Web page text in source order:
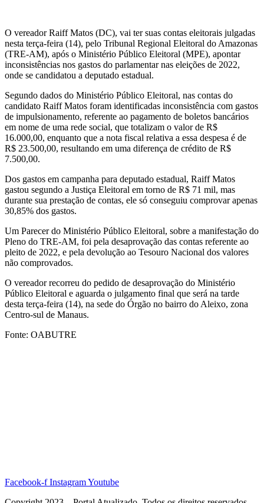
O vereador Raiff Matos (DC), vai ter suas contas eleitorais julgadas
nesta terça-feira (14), pelo Tribunal Regional Eleitoral do Amazonas
(TRE-AM), após o Ministério Público Eleitoral (MPE), apontar
inconsistências nos gastos do parlamentar nas eleições de 2022,
onde se candidatou a deputado estadual.
Segundo dados do Ministério Público Eleitoral, nas contas do
candidato Raiff Matos foram identificadas inconsistência com gastos
de impulsionamento, referente ao pagamento de boletos bancários
em nome de uma rede social, que totalizam o valor de R$
16.000,00, enquanto que a nota fiscal relativa a essa despesa é de
R$ 23.500,00, resultando em uma diferença de crédito de R$
7.500,00.
Dos gastos em campanha para deputado estadual, Raiff Matos
gastou segundo a Justiça Eleitoral em torno de R$ 71 mil, mas
durante sua prestação de contas, ele só conseguiu comprovar apenas
30,85% dos gastos.
Um Parecer do Ministério Público Eleitoral, sobre a manifestação do
Pleno do TRE-AM, foi pela desaprovação das contas referente ao
pleito de 2022, e pela devolução ao Tesouro Nacional dos valores
não comprovados.
O vereador recorreu do pedido de desaprovação do Ministério
Público Eleitoral e aguarda o julgamento final que será na tarde
desta terça-feira (14), na sede do Órgão no bairro do Aleixo, zona
Centro-sul de Manaus.
Fonte: OABUTRE
Facebook-f InstagramYoutube